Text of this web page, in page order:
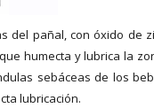
del pañal, con óxido de
humecta y lubrica la
sebáceas de los
lubricación.